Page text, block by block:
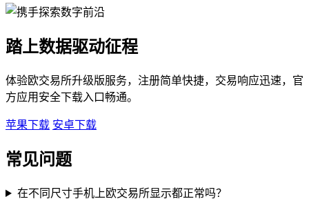
踏上数据驱动征程
体验欧交易所升级版服务，注册简单快捷，交易响应迅速，官
方应用安全下载入口畅通。
苹果下载 安卓下载
常见问题
在不同尺寸手机上欧交易所显示都正常吗？